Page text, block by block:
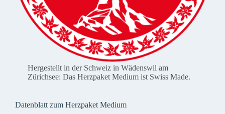
Hergestellt in der Schweiz in Wädenswil am
Zürichsee: Das Herzpaket Medium ist Swiss Made.
Datenblatt zum Herzpaket Medium